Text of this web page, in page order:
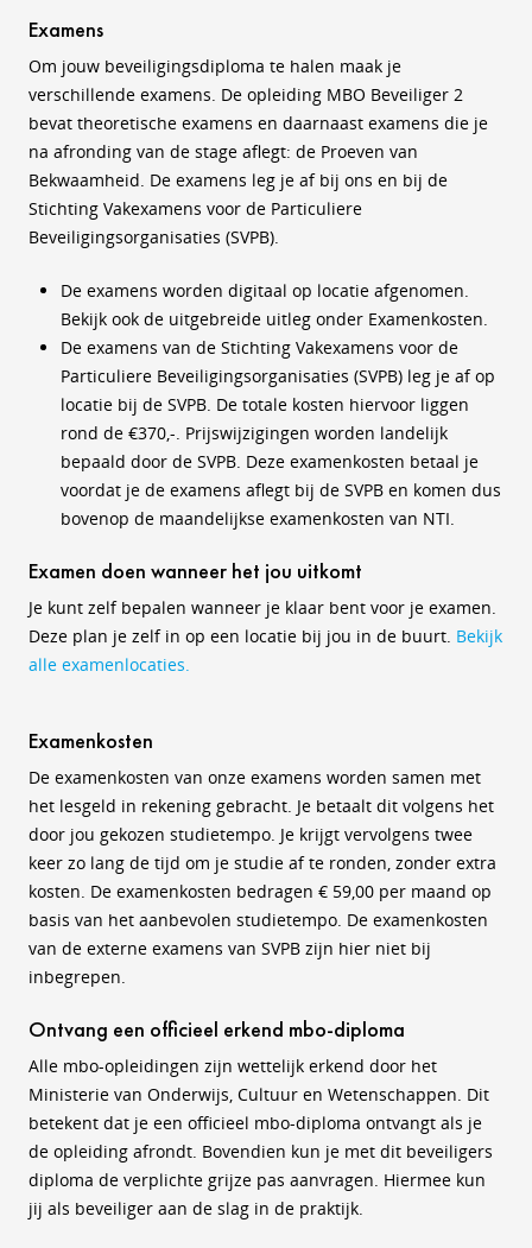
Examens
Om jouw beveiligingsdiploma te halen maak je
verschillende examens. De opleiding MBO Beveiliger 2
bevat theoretische examens en daarnaast examens die je
na afronding van de stage aflegt: de Proeven van
Bekwaamheid. De examens leg je af bij ons en bij de
Stichting Vakexamens voor de Particuliere
Beveiligingsorganisaties (SVPB).
De examens worden digitaal op locatie afgenomen.
Bekijk ook de uitgebreide uitleg onder Examenkosten.
De examens van de Stichting Vakexamens voor de
Particuliere Beveiligingsorganisaties (SVPB) leg je af op
locatie bij de SVPB. De totale kosten hiervoor liggen
rond de €370,-. Prijswijzigingen worden landelijk
bepaald door de SVPB. Deze examenkosten betaal je
voordat je de examens aflegt bij de SVPB en komen dus
bovenop de maandelijkse examenkosten van NTI.
Examen doen wanneer het jou uitkomt
Je kunt zelf bepalen wanneer je klaar bent voor je examen.
Deze plan je zelf in op een locatie bij jou in de buurt. Bekijk
alle examenlocaties.
Examenkosten
De examenkosten van onze examens worden samen met
het lesgeld in rekening gebracht. Je betaalt dit volgens het
door jou gekozen studietempo. Je krijgt vervolgens twee
keer zo lang de tijd om je studie af te ronden, zonder extra
kosten. De examenkosten bedragen € 59,00 per maand op
basis van het aanbevolen studietempo. De examenkosten
van de externe examens van SVPB zijn hier niet bij
inbegrepen.
Ontvang een officieel erkend mbo-diploma
Alle mbo-opleidingen zijn wettelijk erkend door het
Ministerie van Onderwijs, Cultuur en Wetenschappen. Dit
betekent dat je een officieel mbo-diploma ontvangt als je
de opleiding afrondt. Bovendien kun je met dit beveiligers
diploma de verplichte grijze pas aanvragen. Hiermee kun
jij als beveiliger aan de slag in de praktijk.